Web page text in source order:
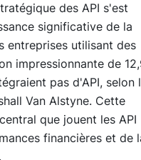
des API s'est
significative de la
entreprises utilisant des
impressionnante de
pas d'API, selon
Van Alstyne. Cette
que jouent les API
financières et de